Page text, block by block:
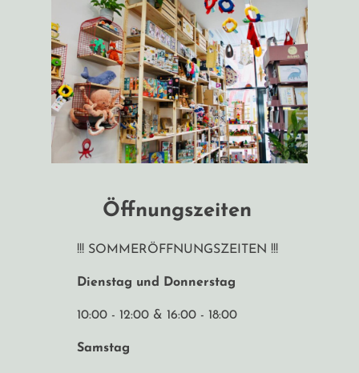
Öffnungszeiten
!!! SOMMERÖFFNUNGSZEITEN !!!
Dienstag und Donnerstag
10:00 - 12:00 & 16:00 - 18:00
Samstag